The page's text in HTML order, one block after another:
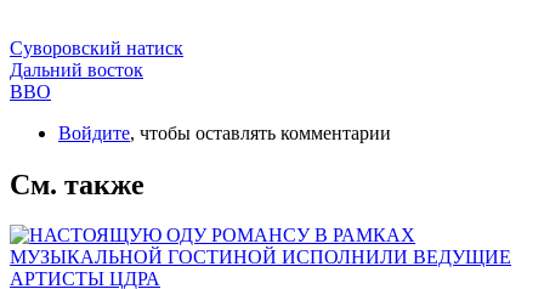
Суворовский натиск
Дальний восток
ВВО
Войдите, чтобы оставлять комментарии
См. также